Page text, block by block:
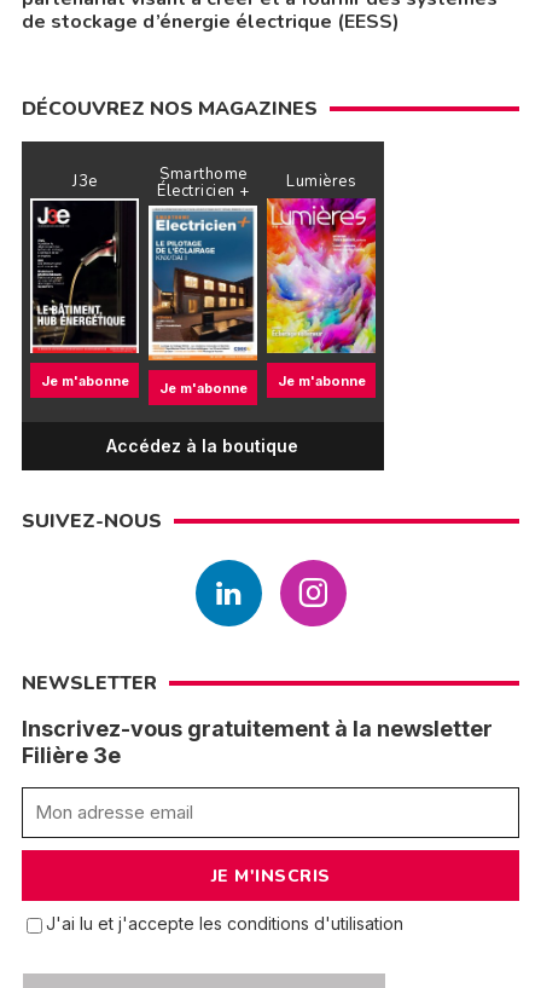
de stockage d’énergie électrique (EESS)
DÉCOUVREZ NOS MAGAZINES
J3e
Je m'abonne
Smarthome
Électricien +
Je m'abonne
Lumières
Je m'abonne
Accédez à la boutique
SUIVEZ-NOUS
NEWSLETTER
Inscrivez-vous gratuitement à la newsletter
Filière 3e
J'ai lu et j'accepte les conditions d'utilisation